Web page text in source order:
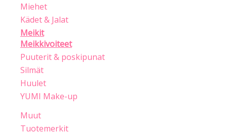
Miehet
Kädet & Jalat
Meikit
Meikkivoiteet
Puuterit & poskipunat
Silmät
Huulet
YUMI Make-up
Muut
Tuotemerkit